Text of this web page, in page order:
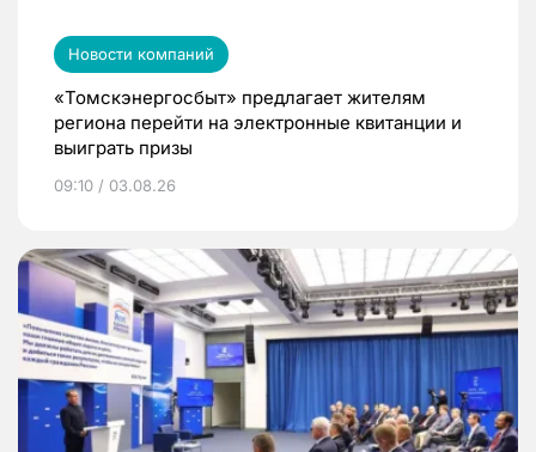
Новости компаний
«Томскэнергосбыт» предлагает жителям
региона перейти на электронные квитанции и
выиграть призы
09:10 / 03.08.26